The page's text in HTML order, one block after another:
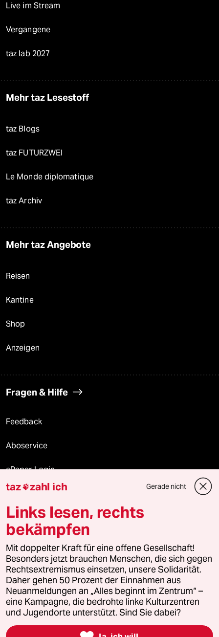
Live im Stream
Vergangene
taz lab 2027
Mehr taz Lesestoff
taz Blogs
taz FUTURZWEI
Le Monde diplomatique
taz Archiv
Mehr taz Angebote
Reisen
Kantine
Shop
Anzeigen
Fragen & Hilfe
Feedback
Aboservice
ePaper Login
Downloads für Abonnierende
© 2026 taz Verlags und Vertriebs GmbH
Alle Rechte vorbehalten. Bei rechtlichen Fragen oder für Genehmigungen
wenden Sie sich bitte an
lizenzen@taz.de
Feedback Redaktionsstatut Kommune-Richtlinien
Leitlinie Informant Datenschutz Impressum AGB
Seitenwende Einwilligungen widerrufen (Ads)
taz zahl ich Gerade nicht
Links lesen, rechts
bekämpfen
Mit doppelter Kraft für eine offene Gesellschaft!
Besonders jetzt brauchen Menschen, die sich gegen
Rechtsextremismus einsetzen, unsere Solidarität.
Daher gehen 50 Prozent der Einnahmen aus
Neuanmeldungen an „Alles beginnt im Zentrum“ –
eine Kampagne, die bedrohte linke Kulturzentren
und Jugendorte unterstützt. Sind Sie dabei?